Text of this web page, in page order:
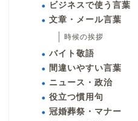
ビジネスで使う言葉
文章・メール言葉
時候の挨拶
バイト敬語
間違いやすい言葉
ニュース・政治
役立つ慣用句
冠婚葬祭・マナー